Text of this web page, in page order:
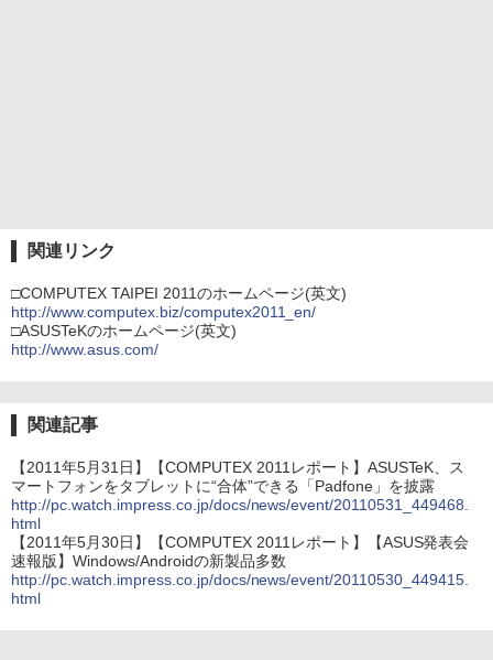
関連リンク
□COMPUTEX TAIPEI 2011のホームページ(英文)
http://www.computex.biz/computex2011_en/
□ASUSTeKのホームページ(英文)
http://www.asus.com/
関連記事
【2011年5月31日】【COMPUTEX 2011レポート】ASUSTeK、ス
マートフォンをタブレットに“合体”できる「Padfone」を披露
http://pc.watch.impress.co.jp/docs/news/event/20110531_449468.
html
【2011年5月30日】【COMPUTEX 2011レポート】【ASUS発表会
速報版】Windows/Androidの新製品多数
http://pc.watch.impress.co.jp/docs/news/event/20110530_449415.
html